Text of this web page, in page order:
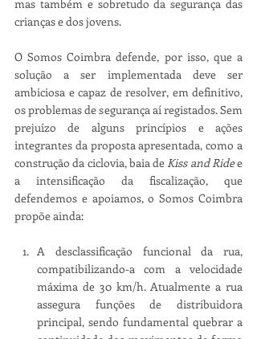
mas também e sobretudo da segurança das
crianças e dos jovens.
O Somos Coimbra defende, por isso, que a
solução a ser implementada deve ser
ambiciosa e capaz de resolver, em definitivo,
os problemas de segurança aí registados. Sem
prejuízo de alguns princípios e ações
integrantes da proposta apresentada, como a
construção da ciclovia, baia de Kiss and Ride e
a intensificação da fiscalização, que
defendemos e apoiamos, o Somos Coimbra
propõe ainda:
A desclassificação funcional da rua,
compatibilizando-a com a velocidade
máxima de 30 km/h. Atualmente a rua
assegura funções de distribuidora
principal, sendo fundamental quebrar a